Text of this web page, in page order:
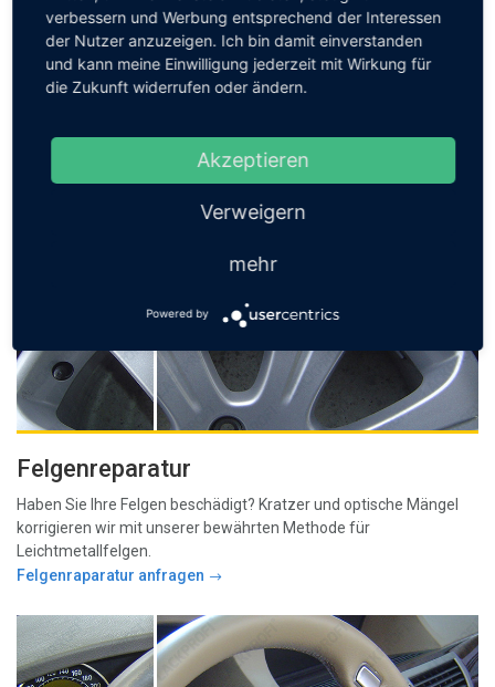
Kratzer- & Dellenentfernung
Wir entfernen Kratzer und Dellen im Innen- und Aussenbereich
steigert den Wert Ihres Wagens.
Felgenreparatur
Haben Sie Ihre Felgen beschädigt? Kratzer und optische Mängel
korrigieren wir mit unserer bewährten Methode für
Leichtmetallfelgen.
Felgenraparatur anfragen
verbessern und Werbung entsprechend der Interessen
der Nutzer anzuzeigen. Ich bin damit einverstanden
und kann meine Einwilligung jederzeit mit Wirkung für
die Zukunft widerrufen oder ändern.
Akzeptieren
Verweigern
mehr
Powered by